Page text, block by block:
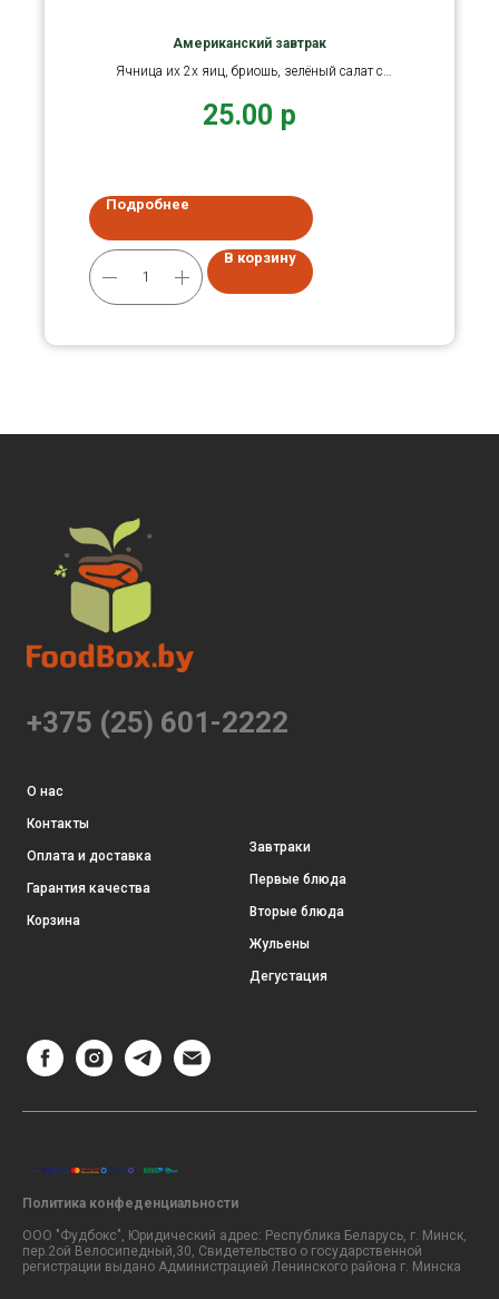
Американский завтрак
Ячница их 2х яиц, бриошь, зелёный салат с
25.00 р
Подробнее
В корзину
+375 (25) 601-2222
О нас
Контакты
Оплата и доставка
Гарантия качества
Корзина
Завтраки
Первые блюда
Вторые блюда
Жульены
Дегустация
Политика конфеденциальности
ООО "Фудбокс", Юридический адрес: Республика Беларусь, г. Минск,
пер.2ой Велосипедный,30, Свидетельство о государственной
регистрации выдано Администрацией Ленинского района г. Минска